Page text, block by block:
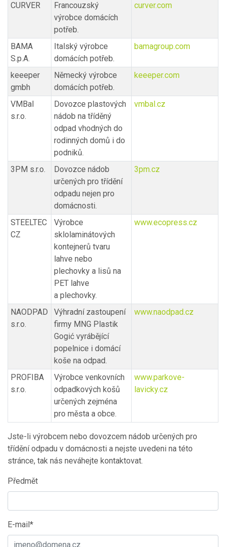
CURVER
Francouzský
výrobce domácích
potřeb.
curver.com
BAMA
S.p.A.
Italský výrobce
domácích potřeb.
bamagroup.com
keeeper
gmbh
Německý výrobce
domácích potřeb.
keeeper.com
VMBal
s.r.o.
Dovozce plastových
nádob na tříděný
odpad vhodných do
rodinných domů i do
podniků.
vmbal.cz
3PM s.r.o.
Dovozce nádob
určených pro třídění
odpadu nejen pro
domácnosti.
3pm.cz
STEELTEC
CZ
Výrobce
sklolaminátových
kontejnerů tvaru
lahve nebo
plechovky a lisů na
PET lahve
a plechovky.
www.ecopress.cz
NAODPAD
s.r.o.
Výhradní zastoupení
firmy MNG Plastik
Gogić vyrábějící
popelnice i domácí
koše na odpad.
www.naodpad.cz
PROFIBA
s.r.o.
Výrobce venkovních
odpadkových košů
určených zejména
pro města a obce.
www.parkove-
lavicky.cz
Jste-li výrobcem nebo dovozcem nádob určených pro
třídění odpadu v domácnosti a nejste uvedeni na této
stránce, tak nás neváhejte kontaktovat.
Předmět
E-mail*